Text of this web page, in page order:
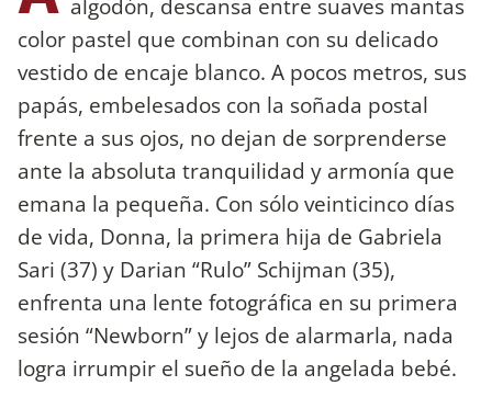
color pastel que combinan con su delicado
vestido de encaje blanco. A pocos metros, sus
papás, embelesados con la soñada postal
frente a sus ojos, no dejan de sorprenderse
ante la absoluta tranquilidad y armonía que
emana la pequeña. Con sólo veinticinco días
de vida, Donna, la primera hija de Gabriela
Sari (37) y Darian “Rulo” Schijman (35),
enfrenta una lente fotográfica en su primera
sesión “Newborn” y lejos de alarmarla, nada
logra irrumpir el sueño de la angelada bebé.